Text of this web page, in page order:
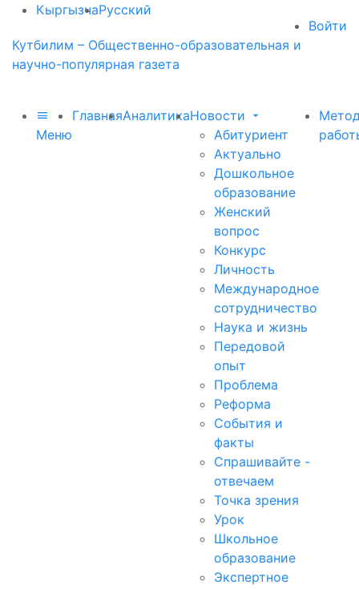
КыргызчаРусский
Войти
Кутбилим – Общественно-образовательная и
научно-популярная газета
Меню
ГлавнаяАналитикаНовости
Абитуриент
Актуально
Дошкольное
образование
Женский
вопрос
Конкурс
Личность
Международное
сотрудничество
Наука и жизнь
Передовой
опыт
Проблема
Реформа
События и
факты
Спрашивайте -
отвечаем
Точка зрения
Урок
Школьное
образование
Экспертное